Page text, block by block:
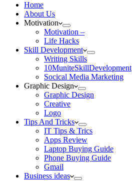
Home
About Us
Motivation
Motivation –
Life Hacks
Skill Development
Writing Skills
10MuniteSkillDevelopment
Socical Media Marketing
Graphic Design
Graphic Design
Creative
Logo
Tips And Tricks
IT Tips & Trics
Apps Review
Laptop Buying Guide
Phone Buying Guide
Gmail
Business ideas